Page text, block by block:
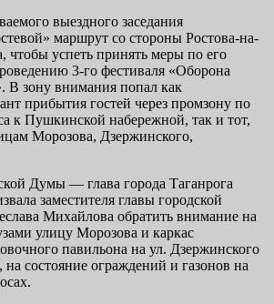
выездного заседания
маршрут со стороны Ростова-на-
чтобы успеть принять меры по его
3-го фестиваля «Оборона
В зону внимания попал как
прибытия гостей через промзону по
к Пушкинской набережной, так и тот,
Морозова, Дзержинского,
Думы — глава города Таганрога
заместителя главы городской
Михайлова обратить внимание на
улицу Морозова и каркас
павильона на ул. Дзержинского
состояние ограждений и газонов на